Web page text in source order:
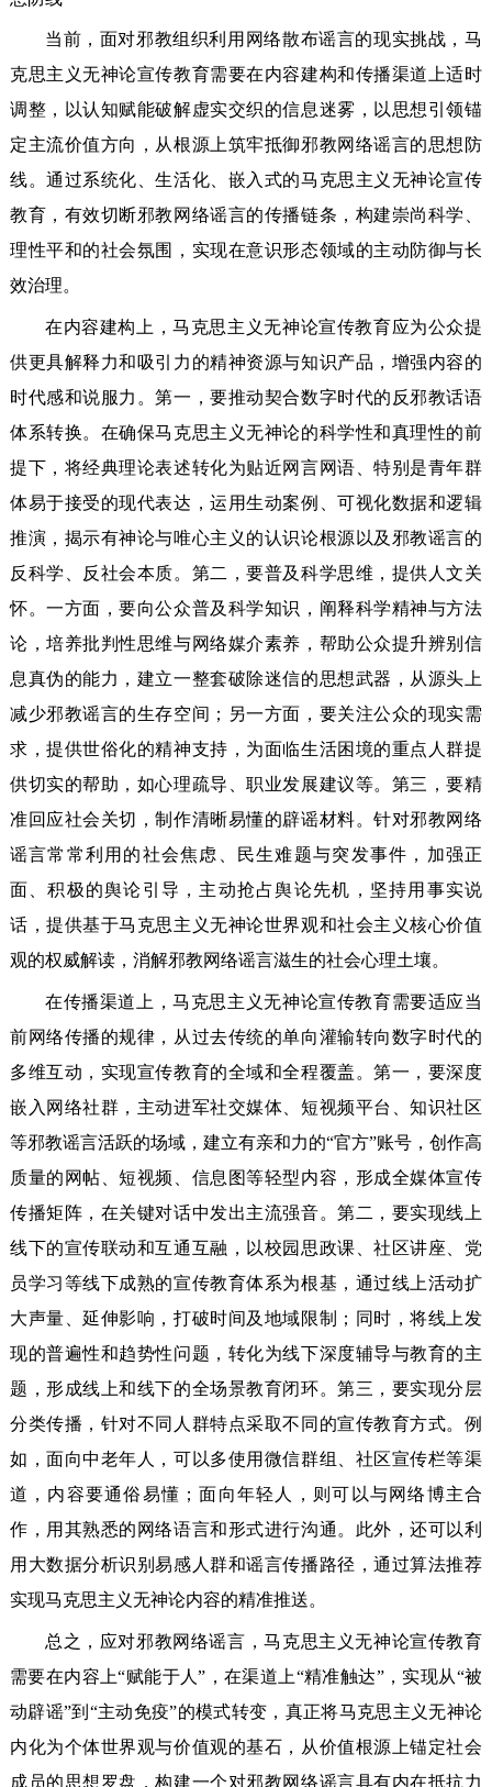
当前，面对邪教组织利用网络散布谣言的现实挑战，马
克思主义无神论宣传教育需要在内容建构和传播渠道上适时
调整，以认知赋能破解虚实交织的信息迷雾，以思想引领锚
定主流价值方向，从根源上筑牢抵御邪教网络谣言的思想防
线。通过系统化、生活化、嵌入式的马克思主义无神论宣传
教育，有效切断邪教网络谣言的传播链条，构建崇尚科学、
理性平和的社会氛围，实现在意识形态领域的主动防御与长
效治理。
在内容建构上，马克思主义无神论宣传教育应为公众提
供更具解释力和吸引力的精神资源与知识产品，增强内容的
时代感和说服力。第一，要推动契合数字时代的反邪教话语
体系转换。在确保马克思主义无神论的科学性和真理性的前
提下，将经典理论表述转化为贴近网言网语、特别是青年群
体易于接受的现代表达，运用生动案例、可视化数据和逻辑
推演，揭示有神论与唯心主义的认识论根源以及邪教谣言的
反科学、反社会本质。第二，要普及科学思维，提供人文关
怀。一方面，要向公众普及科学知识，阐释科学精神与方法
论，培养批判性思维与网络媒介素养，帮助公众提升辨别信
息真伪的能力，建立一整套破除迷信的思想武器，从源头上
减少邪教谣言的生存空间；另一方面，要关注公众的现实需
求，提供世俗化的精神支持，为面临生活困境的重点人群提
供切实的帮助，如心理疏导、职业发展建议等。第三，要精
准回应社会关切，制作清晰易懂的辟谣材料。针对邪教网络
谣言常常利用的社会焦虑、民生难题与突发事件，加强正
面、积极的舆论引导，主动抢占舆论先机，坚持用事实说
话，提供基于马克思主义无神论世界观和社会主义核心价值
观的权威解读，消解邪教网络谣言滋生的社会心理土壤。
在传播渠道上，马克思主义无神论宣传教育需要适应当
前网络传播的规律，从过去传统的单向灌输转向数字时代的
多维互动，实现宣传教育的全域和全程覆盖。第一，要深度
嵌入网络社群，主动进军社交媒体、短视频平台、知识社区
等邪教谣言活跃的场域，建立有亲和力的“官方”账号，创作高
质量的网帖、短视频、信息图等轻型内容，形成全媒体宣传
传播矩阵，在关键对话中发出主流强音。第二，要实现线上
线下的宣传联动和互通互融，以校园思政课、社区讲座、党
员学习等线下成熟的宣传教育体系为根基，通过线上活动扩
大声量、延伸影响，打破时间及地域限制；同时，将线上发
现的普遍性和趋势性问题，转化为线下深度辅导与教育的主
题，形成线上和线下的全场景教育闭环。第三，要实现分层
分类传播，针对不同人群特点采取不同的宣传教育方式。例
如，面向中老年人，可以多使用微信群组、社区宣传栏等渠
道，内容要通俗易懂；面向年轻人，则可以与网络博主合
作，用其熟悉的网络语言和形式进行沟通。此外，还可以利
用大数据分析识别易感人群和谣言传播路径，通过算法推荐
实现马克思主义无神论内容的精准推送。
总之，应对邪教网络谣言，马克思主义无神论宣传教育
需要在内容上“赋能于人”，在渠道上“精准触达”，实现从“被
动辟谣”到“主动免疫”的模式转变，真正将马克思主义无神论
内化为个体世界观与价值观的基石，从价值根源上锚定社会
成员的思想罗盘，构建一个对邪教网络谣言具有内在抵抗力